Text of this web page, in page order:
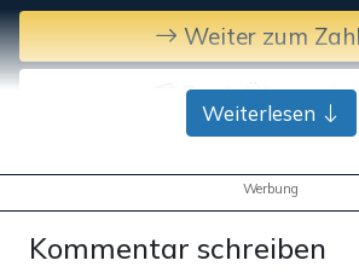
Weiter zum
Bank-
Weiterlesen
Werbung
Kommentar schreiben